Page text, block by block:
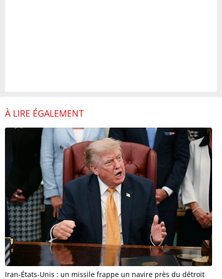
À LIRE ÉGALEMENT
Iran-États-Unis : un missile frappe un navire près du détroit